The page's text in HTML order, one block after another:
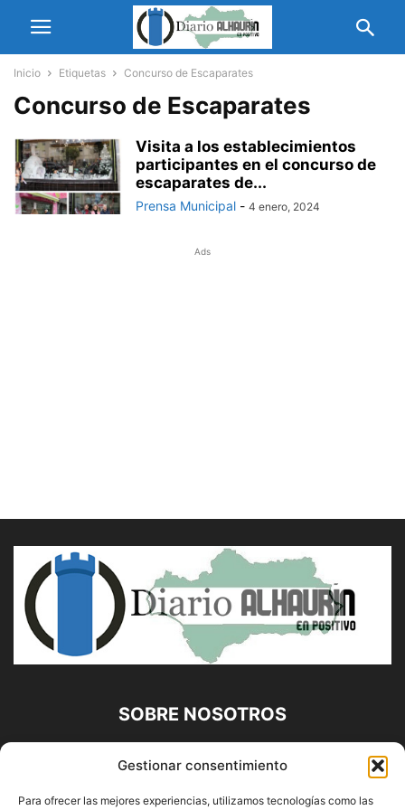
Gestionar consentimiento
Para ofrecer las mejores experiencias, utilizamos tecnologías como las
Inicio Etiquetas Concurso de Escaparates
Concurso de Escaparates
Visita a los establecimientos
participantes en el concurso de
escaparates de...
Prensa Municipal - 4 enero, 2024
Ads
SOBRE NOSOTROS
Diario Alhaurín (www.alhaurindelatorre.com) Propiedad de
Francisco E. López López | 639 95 71 95 | Noticias de
Alhaurín de la Torre, Málaga y Provincia|